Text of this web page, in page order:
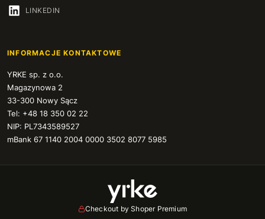
LINKEDIN
INFORMACJE KONTAKTOWE
YRKE sp. z o.o.
Magazynowa 2
33-300 Nowy Sącz
Tel: +48 18 350 02 22
NIP: PL7343589527
mBank 67 1140 2004 0000 3502 8077 5985
Checkout by Shoper Premium